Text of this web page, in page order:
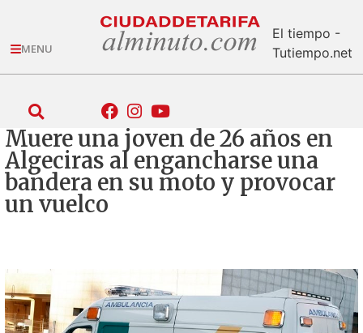
MENU
El tiempo -
Tutiempo.net
Muere una joven de 26 años en
Algeciras al engancharse una
bandera en su moto y provocar
un vuelco